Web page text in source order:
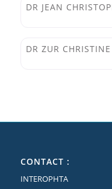
DR JEAN
DR ZUR CHRISTINE
CONTACT :
INTEROPHTA